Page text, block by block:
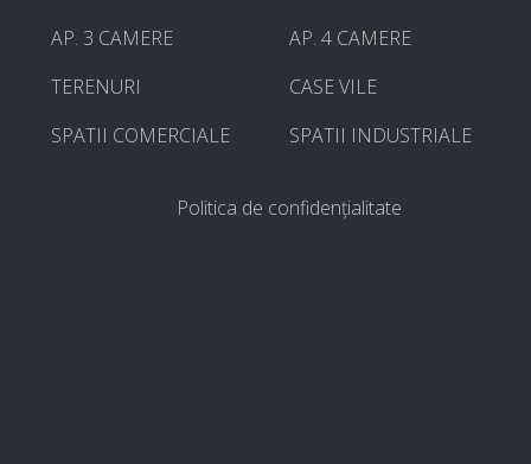
AP. 3 CAMERE
AP. 4 CAMERE
TERENURI
CASE VILE
SPATII COMERCIALE
SPATII INDUSTRIALE
Politica de confidențialitate